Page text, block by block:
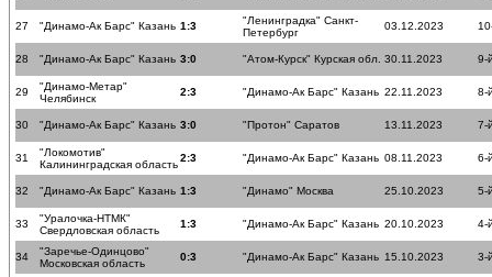
27 "Динамо-Ак Барс" Казань 1:3
"Ленинградка" Санкт-
Петербург
03.12.2023
28 "Динамо-Ак Барс" Казань 3:0 "Атом-Курск" Курская обл. 30.11.2023 9-
29
"Динамо-Метар"
Челябинск
2:3 "Динамо-Ак Барс" Казань 22.11.2023 8-
30 "Динамо-Ак Барс" Казань 3:0 "Протон" Саратов 13.11.2023 7-
31
"Локомотив"
Калининградская область
2:3 "Динамо-Ак Барс" Казань 08.11.2023 6-
32 "Динамо-Ак Барс" Казань 1:3 "Динамо" Москва 25.10.2023 5-
33
"Уралочка-НТМК"
Свердловская область
1:3 "Динамо-Ак Барс" Казань 20.10.2023 4-
34
"Заречье-Одинцово"
Московская область
0:3 "Динамо-Ак Барс" Казань 15.10.2023 3-